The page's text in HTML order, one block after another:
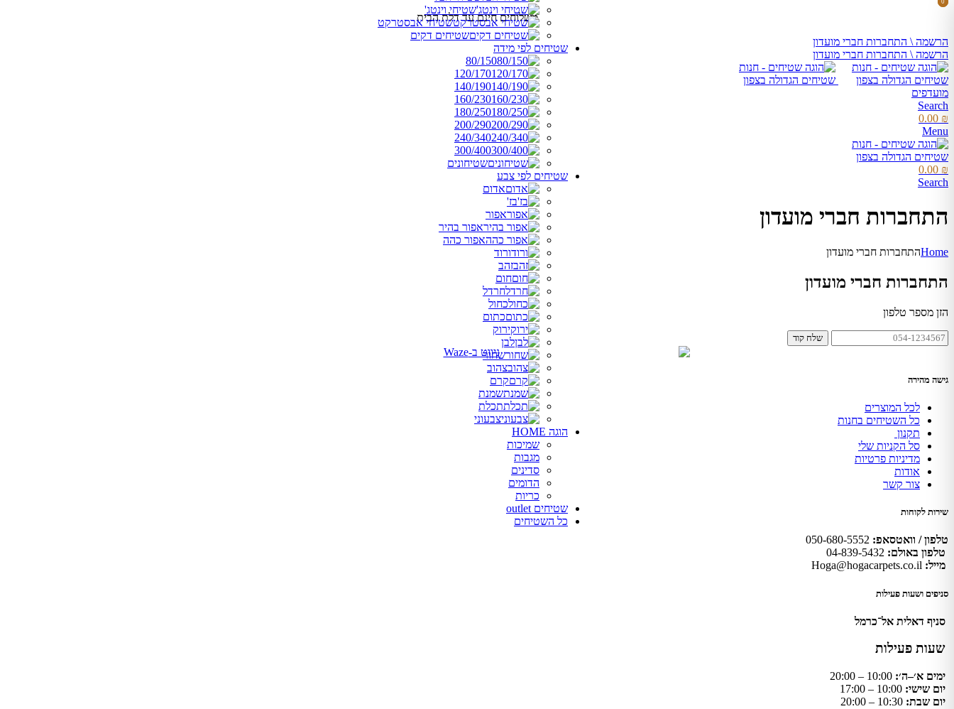
משלוחים חינם עד דלת הבית
הרשמה \ התחברות חברי מועדון
הרשמה \ התחברות חברי מועדון
מועדפים
Search
0
0.00 ₪
Menu
0
0.00 ₪
Search
שטיחי וינטג'
שטיחי אבסטרקט
שטיחים דקים
שטיחים לפי מידה
80/150
120/170
140/190
160/230
180/250
200/290
240/340
300/400
שטיחונים
שטיחים לפי צבע
אדום
בז'
אפור
אפור בהיר
אפור כהה
ורוד
זהב
חום
חרדל
כחול
כתום
ירוק
לבן
שחור
צהוב
קרם
שמנת
תכלת
צבעוני
הוגה HOME
שמיכות
מגבות
סדינים
הדומים
כריות
שטיחים outlet
כל השטיחים
התחברות חברי מועדון
Homeהתחברות חברי מועדון
התחברות חברי מועדון
הזן מספר טלפון
שלח קוד
גישה מהירה
לכל המוצרים
כל השטיחים בחנות
תקנון
סל הקניות שלי
מדיניות פרטיות
אודות
צור קשר
שירות לקוחות
טלפון / וואטסאפ:
טלפון באולם:
מייל: Hoga@hogacarpets.co.il
סניפים ושעות פעילות
סניף דאלית אל־כרמל
שעות פעילות
ימים א׳–ה׳:
יום שישי:
יום שבת: